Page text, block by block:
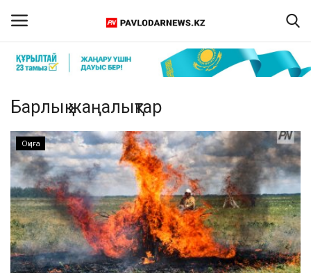
Тіркелу
Бізбен байланыс
ПАВЛОДАР ОБЛЫСЫ
ҚАЗАҚСТАН
ӘЛЕМ
Барлық жаңалықтар
Оқиға